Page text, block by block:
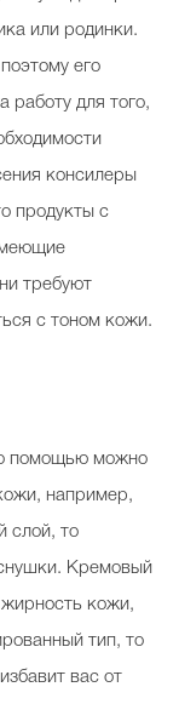
или родинки.
его
работу для того,
консилеры
продукты с
требуют
с тоном кожи.
помощью можно
например,
слой, то
Кремовый
жирность кожи,
тип, то
вас от